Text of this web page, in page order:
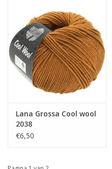
Lana Grossa Cool wool
2038
€6,50